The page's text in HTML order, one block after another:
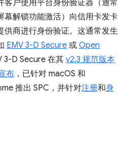
客户使用平台身份验证器（通常
幕解锁功能激活）向信用卡发卡
供商进行身份验证。这通常发生
EMV 3-D Secure 或 Open
3-D Secure 在其v2.3 规范版本
布 ，已针对 macOS 和
推出 SPC，并针对注册和身